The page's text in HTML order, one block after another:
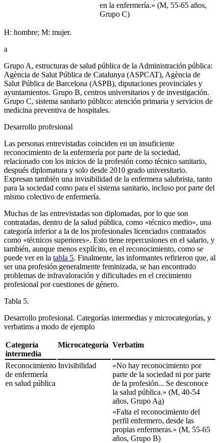
en la enfermería.» (M, 55-65 años,
Grupo C)
H: hombre; M: mujer.
a
Grupo A, estructuras de salud pública de la Administración pública:
Agència de Salut Pública de Catalunya (ASPCAT), Agència de
Salut Pública de Barcelona (ASPB), diputaciones provinciales y
ayuntamientos. Grupo B, centros universitarios y de investigación.
Grupo C, sistema sanitario público: atención primaria y servicios de
medicina preventiva de hospitales.
Desarrollo profesional
Las personas entrevistadas coinciden en un insuficiente
reconocimiento de la enfermería por parte de la sociedad,
relacionado con los inicios de la profesión como técnico sanitario,
después diplomatura y solo desde 2010 grado universitario.
Expresan también una invisibilidad de la enfermera salubrista, tanto
para la sociedad como para el sistema sanitario, incluso por parte del
mismo colectivo de enfermería.
Muchas de las entrevistadas son diplomadas, por lo que son
contratadas, dentro de la salud pública, como «técnico medio», una
categoría inferior a la de los profesionales licenciados contratados
como «técnicos superiores». Esto tiene repercusiones en el salario, y
también, aunque menos explícito, en el reconocimiento, como se
puede ver en la tabla 5. Finalmente, las informantes refirieron que, al
ser una profesión generalmente feminizada, se han encontrado
problemas de infravaloración y dificultades en el crecimiento
profesional por cuestiones de género.
Tabla 5.
Desarrollo profesional. Categorías intermedias y microcategorías, y
verbatims a modo de ejemplo
Categoría
intermedia
Microcategoría Verbatim
Reconocimiento
de enfermería
en salud pública
Invisibilidad
«No hay reconocimiento por
parte de la sociedad ni por parte
de la profesión... Se desconoce
la salud pública.» (M, 40-54
años, Grupo Aa)
«Falta el reconocimiento del
perfil enfermero, desde las
propias enfermeras.» (M, 55-65
años, Grupo B)